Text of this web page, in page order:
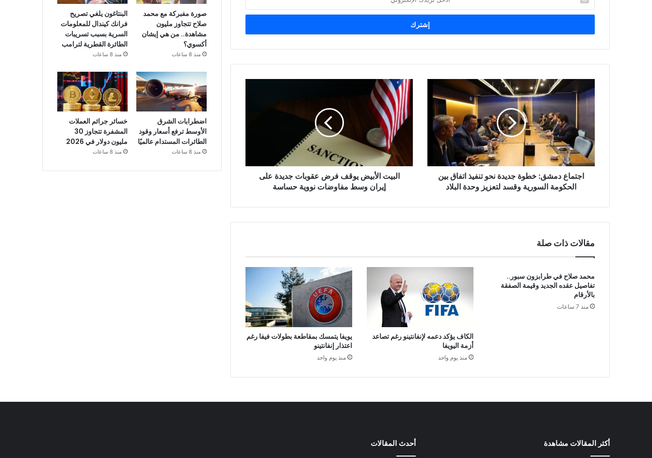
بريدك
الإلكتروني
دمشق:
خطوة
تنفيذ
اتفاق
بين
الحكومة
السورية
وحدة
اجتماع دمشق: خطوة جديدة نحو تنفيذ اتفاق بين
الحكومة السورية وقسد لتعزيز وحدة البلاد
البيت
الأبيض
يوقف
فرض
عقوبات
إيران
وسط
مفاوضاتالبيت الأبيض يوقف فرض عقوبات جديدة على
إيران وسط مفاوضات نووية حساسة
مقالات ذات صلة
محمد صلاح في طرابزون سبور..
تفاصيل عقده الجديد وقيمة الصفقة
بالأرقام
منذ 7 ساعات
الكاف يؤكد دعمه لإنفانتينو رغم تصاعد
أزمة اليويفا
منذ يوم واحد
يويفا يتمسك بمقاطعة بطولات فيفا رغم
اعتذار إنفانتينو
منذ يوم واحد
صورة مفبركة مع محمد
صلاح تتجاوز مليون
مشاهدة.. من هي إيشان
أكسوي؟
منذ 8 ساعات
البنتاغون يلغي تصريح
فرانك كيندال للمعلومات
السرية بسبب تسريبات
الطائرة القطرية لترامب
منذ 8 ساعات
اضطرابات الشرق
الأوسط ترفع أسعار وقود
الطائرات المستدام عالميًا
منذ 8 ساعات
خسائر جرائم العملات
المشفرة تتجاوز 30
مليون دولار في 2026
منذ 8 ساعات
أكثر المقالات مشاهدة أحدث المقالات